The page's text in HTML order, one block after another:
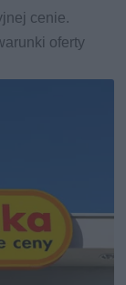
cenie.
oferty